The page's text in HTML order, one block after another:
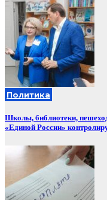
Политика
Школы, библиотеки,
«Единой России»